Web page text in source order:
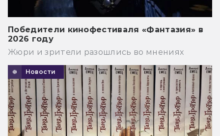
Победители кинофестиваля «Фантазия» в
2026 году
Жюри и зрители разошлись во мнениях
Новости